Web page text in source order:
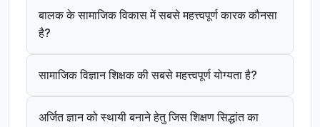
बालक के सामाजिक विकास में सबसे महत्त्वपूर्ण कारक कौनसा
है?
सामाजिक विज्ञान शिक्षक की सबसे महत्त्वपूर्ण योग्यता है?
अर्जित ज्ञान को स्थायी बनाने हेतु जिस शिक्षण सिद्धांत का